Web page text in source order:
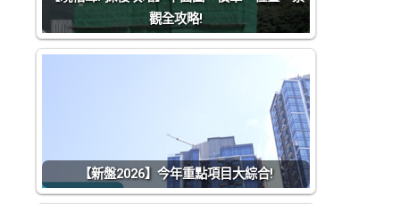
觀全攻略!
【新盤2026】今年重點項目大綜合!